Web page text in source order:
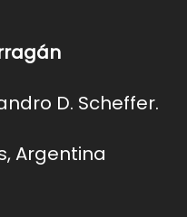
D. Scheffer.
Argentina